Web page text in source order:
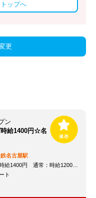
ップへ
更
ン
時給1400円☆名
名古屋駅
円 通常：時給1200円～＋交通費全額支給
ト